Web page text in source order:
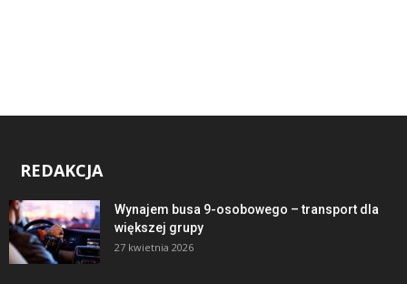
REDAKCJA
Wynajem busa 9-osobowego – transport dla
większej grupy
27 kwietnia 2026